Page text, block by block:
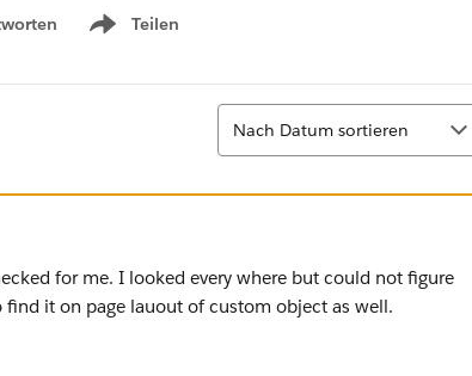
Teilen
Show menu
Sortieren
Nach Datum sortieren
for me. I looked every where but could not figure
it on page lauout of custom object as well.